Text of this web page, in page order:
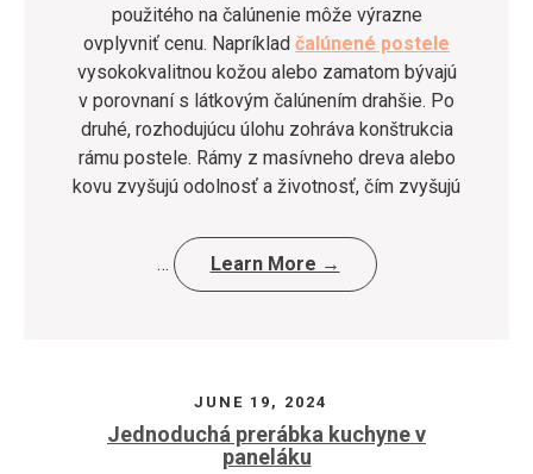
použitého na čalúnenie môže výrazne
ovplyvniť cenu. Napríklad čalúnené postele
vysokokvalitnou kožou alebo zamatom bývajú
v porovnaní s látkovým čalúnením drahšie. Po
druhé, rozhodujúcu úlohu zohráva konštrukcia
rámu postele. Rámy z masívneho dreva alebo
kovu zvyšujú odolnosť a životnosť, čím zvyšujú
… Learn More →
JUNE 19, 2024
Jednoduchá prerábka kuchyne v
paneláku